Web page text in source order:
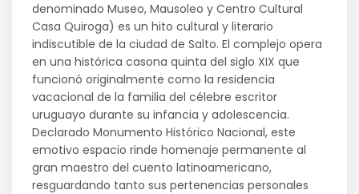
denominado Museo, Mausoleo y Centro Cultural
Casa Quiroga) es un hito cultural y literario
indiscutible de la ciudad de Salto. El complejo opera
en una histórica casona quinta del siglo XIX que
funcionó originalmente como la residencia
vacacional de la familia del célebre escritor
uruguayo durante su infancia y adolescencia.
Declarado Monumento Histórico Nacional, este
emotivo espacio rinde homenaje permanente al
gran maestro del cuento latinoamericano,
resguardando tanto sus pertenencias personales